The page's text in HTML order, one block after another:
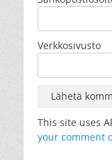
Verkkosivusto
This site uses
your comment